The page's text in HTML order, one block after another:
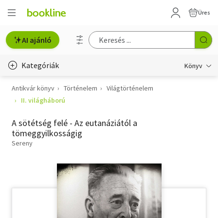
Üres
AI ajánló
Kategóriák Könyv
Életmód, egészség
Gyermek- és ifjúsági
Antikvár könyv Történelem
Világtörténelem
II. világháború
A sötétség felé - Az eutanáziától a
tömeggyilkosságig
Sereny